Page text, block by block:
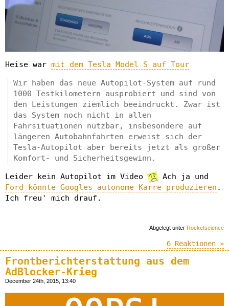
Heise war mit dem Tesla Model S auf Tour
Wir haben das neue Autopilot-System auf rund
1000 Testkilometern ausprobiert und sind von
den Leistungen ziemlich beeindruckt. Zwar ist
das System noch nicht in allen
Fahrsituationen nutzbar, insbesondere auf
längeren Autobahnfahrten erweist sich der
Tesla-Autopilot aber bereits jetzt als großer
Komfort- und Sicherheitsgewinn.
Leider kein Autopilot im Video
Ach ja und
Ford könnte Googles autonome Karre produzieren .
Ich freu' mich drauf.
Abgelegt unter Rocketscience
6 Reaktionen »
Frontberichterstattung aus dem
AdBlocker-Krieg
December 24th, 2015, 13:40